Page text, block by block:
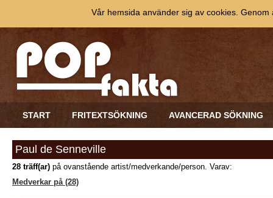
START FRITEXTSÖKNING AVANCERAD SÖKNING
Paul de Senneville
28 träff(ar) på ovanstående artist/medverkande/person. Varav:
Medverkar på (28)
Vår hemsida använder sig av cookies.